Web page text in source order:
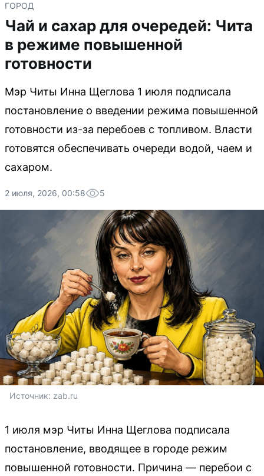
ГОРОД
Чай и сахар для очередей: Чита
в режиме повышенной
готовности
Мэр Читы Инна Щеглова 1 июля подписала
постановление о введении режима повышенной
готовности из-за перебоев с топливом. Власти
готовятся обеспечивать очереди водой, чаем и
сахаром.
2 июля, 2026, 00:58 5
Источник: zab.ru
1 июля мэр Читы Инна Щеглова подписала
постановление, вводящее в городе режим
повышенной готовности. Причина — перебои с